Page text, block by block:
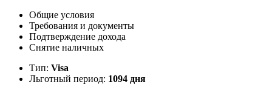
Общие условия
Требования и документы
Подтверждение дохода
Снятие наличных
Тип: Visa
Льготный период: 1094 дня